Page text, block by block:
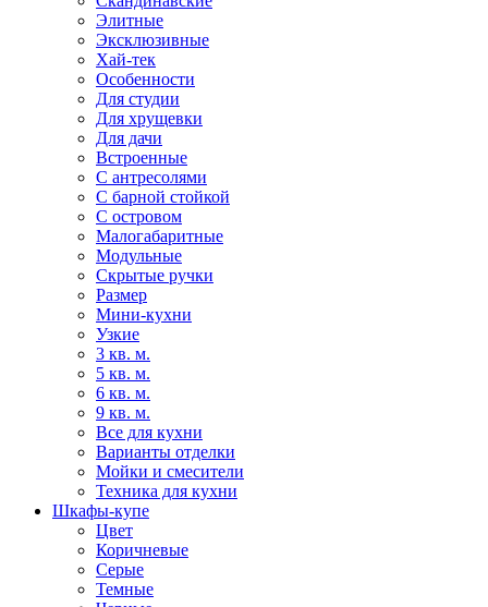
Элитные
Эксклюзивные
Хай-тек
Особенности
Для студии
Для хрущевки
Для дачи
Встроенные
С антресолями
С барной стойкой
С островом
Малогабаритные
Модульные
Скрытые ручки
Размер
Мини-кухни
Узкие
3 кв. м.
5 кв. м.
6 кв. м.
9 кв. м.
Все для кухни
Варианты отделки
Мойки и смесители
Техника для кухни
Шкафы-купе
Цвет
Коричневые
Серые
Темные